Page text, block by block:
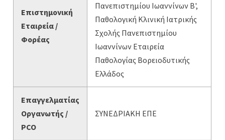
Επιστημονική
Εταιρεία /
Φορέας
Πανεπιστημίου Ιωαννίνων Β',
Παθολογική Κλινική Ιατρικής
Σχολής Πανεπιστημίου
Ιωαννίνων Εταιρεία
Παθολογίας Βορειοδυτικής
Ελλάδος
Επαγγελματίας
Οργανωτής /
PCO
ΣΥΝΕΔΡΙΑΚΗ ΕΠΕ